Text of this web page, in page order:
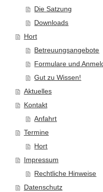
Die Satzung
Downloads
Hort
Betreuungsangebote
Formulare und
Gut zu Wissen!
Aktuelles
Kontakt
Anfahrt
Termine
Hort
Impressum
Rechtliche Hinweise
Datenschutz